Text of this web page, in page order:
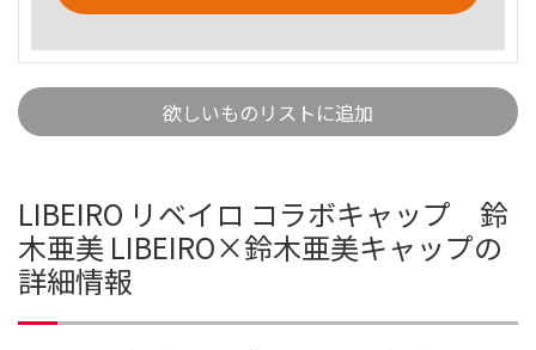
欲しいものリストに追加
LIBEIRO リベイロ コラボキャップ 鈴
木亜美 LIBEIRO×鈴木亜美キャップの
詳細情報